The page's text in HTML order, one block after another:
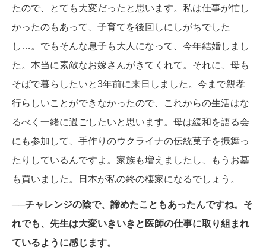
たので、とても大変だったと思います。私は仕事が忙し
かったのもあって、子育てを後回しにしがちでした
し…。でもそんな息子も大人になって、今年結婚しまし
た。本当に素敵なお嫁さんがきてくれて。それに、母も
そばで暮らしたいと3年前に来日しました。今まで親孝
行らしいことができなかったので、これからの生活はな
るべく一緒に過ごしたいと思います。母は緩和を語る会
にも参加して、手作りのウクライナの伝統菓子を振舞っ
たりしているんですよ。家族も増えましたし、もうお墓
も買いました。日本が私の終の棲家になるでしょう。
──チャレンジの陰で、諦めたこともあったんですね。そ
れでも、先生は大変いきいきと医師の仕事に取り組まれ
ているように感じます。